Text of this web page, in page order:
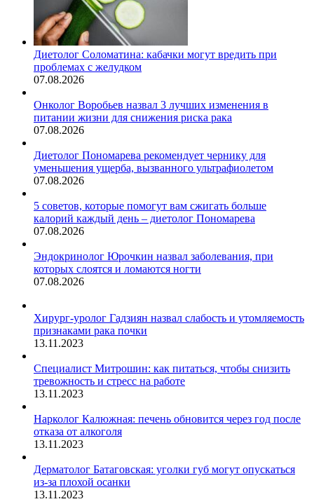
Диетолог Соломатина: кабачки могут вредить при
проблемах с желудком
07.08.2026
Онколог Воробьев назвал 3 лучших изменения в
питании жизни для снижения риска рака
07.08.2026
Диетолог Пономарева рекомендует чернику для
уменьшения ущерба, вызванного ультрафиолетом
07.08.2026
5 советов, которые помогут вам сжигать больше
калорий каждый день – диетолог Пономарева
07.08.2026
Эндокринолог Юрочкин назвал заболевания, при
которых слоятся и ломаются ногти
07.08.2026
Хирург-уролог Гадзиян назвал слабость и утомляемость
признаками рака почки
13.11.2023
Специалист Митрошин: как питаться, чтобы снизить
тревожность и стресс на работе
13.11.2023
Нарколог Калюжная: печень обновится через год после
отказа от алкоголя
13.11.2023
Дерматолог Батаговская: уголки губ могут опускаться
из-за плохой осанки
13.11.2023